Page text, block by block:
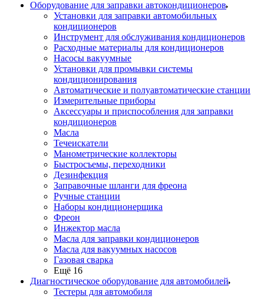
Оборудование для заправки автокондиционеров
Установки для заправки автомобильных
кондиционеров
Инструмент для обслуживания кондиционеров
Расходные материалы для кондиционеров
Насосы вакуумные
Установки для промывки системы
кондиционирования
Автоматические и полуавтоматические станции
Измерительные приборы
Аксессуары и приспособления для заправки
кондиционеров
Масла
Течеискатели
Манометрические коллекторы
Быстросъемы, переходники
Дезинфекция
Заправочные шланги для фреона
Ручные станции
Наборы кондиционерщика
Фреон
Инжектор масла
Масла для заправки кондиционеров
Масла для вакуумных насосов
Газовая сварка
Ещё 16
Диагностическое оборудование для автомобилей
Тестеры для автомобиля